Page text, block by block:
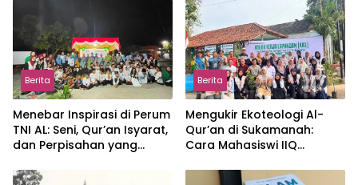
Berita
Menebar Inspirasi di Perum
TNI AL: Seni, Qur’an Isyarat,
dan Perpisahan yang
Berita
Mengukir Ekoteologi Al-
Qur’an di Sukamanah:
Cara Mahasiswi IIQ
Jonggol